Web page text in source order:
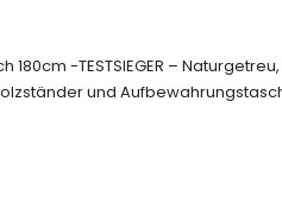
-TESTSIEGER –
und